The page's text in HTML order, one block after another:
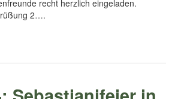
recht herzlich eingeladen.
2….